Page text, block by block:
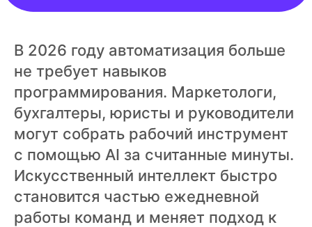
ВХОД
В 2026 году автоматизация больше
не требует навыков
программирования. Маркетологи,
бухгалтеры, юристы и руководители
могут собрать рабочий инструмент
с помощью AI за считанные минуты.
Искусственный интеллект быстро
становится частью ежедневной
работы команд и меняет подход к